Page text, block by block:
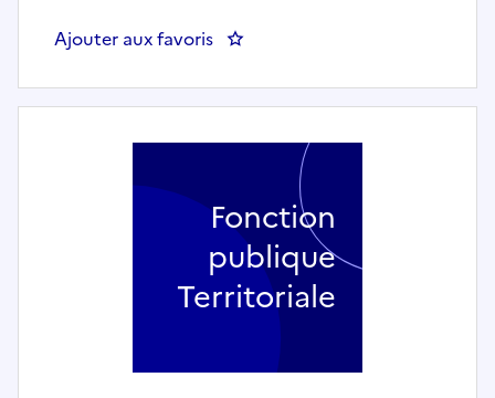
Ajouter aux favoris : Coordinateur médico-social
Fonction
publique
Territoriale